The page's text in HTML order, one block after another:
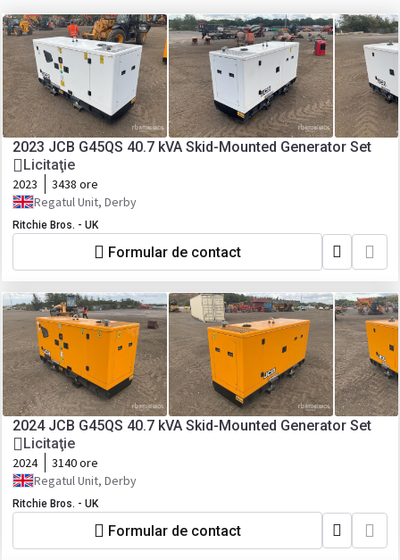
2023 JCB G45QS 40.7 kVA Skid-Mounted Generator Set
Licitaţie
2023
3438 ore
Regatul Unit, Derby
Ritchie Bros. - UK
Formular de contact
2024 JCB G45QS 40.7 kVA Skid-Mounted Generator Set
Licitaţie
2024
3140 ore
Regatul Unit, Derby
Ritchie Bros. - UK
Formular de contact